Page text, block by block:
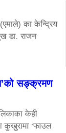
का केन्द्रिय
डा. राजन
सङ्क्रमण
केही
कुखुरामा ‘फाउल